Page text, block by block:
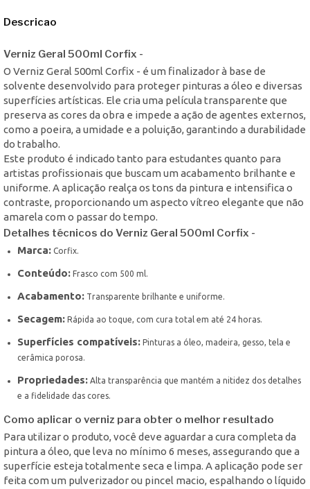
Descricao
Verniz Geral 500ml Corfix -
O Verniz Geral 500ml Corfix - é um finalizador à base de
solvente desenvolvido para proteger pinturas a óleo e diversas
superfícies artísticas. Ele cria uma película transparente que
preserva as cores da obra e impede a ação de agentes externos,
como a poeira, a umidade e a poluição, garantindo a durabilidade
do trabalho.
Este produto é indicado tanto para estudantes quanto para
artistas profissionais que buscam um acabamento brilhante e
uniforme. A aplicação realça os tons da pintura e intensifica o
contraste, proporcionando um aspecto vítreo elegante que não
amarela com o passar do tempo.
Detalhes técnicos do Verniz Geral 500ml Corfix -
Marca: Corfix.
Conteúdo: Frasco com 500 ml.
Acabamento: Transparente brilhante e uniforme.
Secagem: Rápida ao toque, com cura total em até 24 horas.
Superfícies compatíveis: Pinturas a óleo, madeira, gesso, tela e
cerâmica porosa.
Propriedades: Alta transparência que mantém a nitidez dos detalhes
e a fidelidade das cores.
Como aplicar o verniz para obter o melhor resultado
Para utilizar o produto, você deve aguardar a cura completa da
pintura a óleo, que leva no mínimo 6 meses, assegurando que a
superfície esteja totalmente seca e limpa. A aplicação pode ser
feita com um pulverizador ou pincel macio, espalhando o líquido